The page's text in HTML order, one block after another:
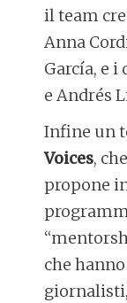
il team
Anna
García, e
e Andrés
Infine un
Voices,
propone
che
giornalisti,